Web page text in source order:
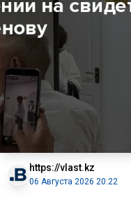
https://vlast.kz
06 Августа 2026 20:22